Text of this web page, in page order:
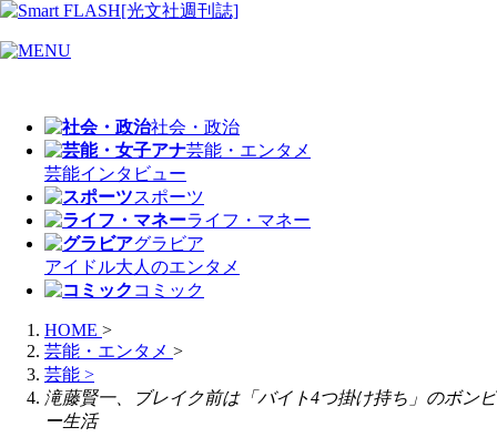
社会・政治
芸能・エンタメ
芸能インタビュー
スポーツ
ライフ・マネー
グラビア
アイドル大人のエンタメ
コミック
HOME >
芸能・エンタメ >
芸能 >
滝藤賢一、ブレイク前は「バイト4つ掛け持ち」のボンビ
ー生活